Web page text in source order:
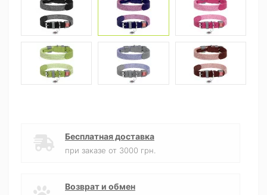
Бесплатная доставка
при заказе от 3000 грн.
Возврат и обмен